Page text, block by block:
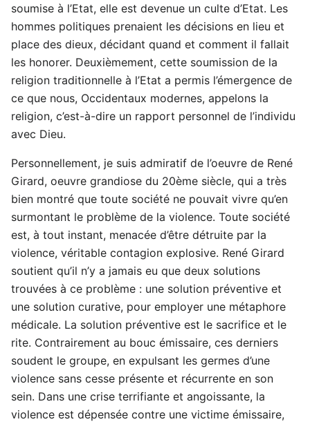
soumise à l’Etat, elle est devenue un culte d’Etat. Les
hommes politiques prenaient les décisions en lieu et
place des dieux, décidant quand et comment il fallait
les honorer. Deuxièmement, cette soumission de la
religion traditionnelle à l’Etat a permis l’émergence de
ce que nous, Occidentaux modernes, appelons la
religion, c’est-à-dire un rapport personnel de l’individu
avec Dieu.
Personnellement, je suis admiratif de l’oeuvre de René
Girard, oeuvre grandiose du 20ème siècle, qui a très
bien montré que toute société ne pouvait vivre qu’en
surmontant le problème de la violence. Toute société
est, à tout instant, menacée d’être détruite par la
violence, véritable contagion explosive. René Girard
soutient qu’il n’y a jamais eu que deux solutions
trouvées à ce problème : une solution préventive et
une solution curative, pour employer une métaphore
médicale. La solution préventive est le sacrifice et le
rite. Contrairement au bouc émissaire, ces derniers
soudent le groupe, en expulsant les germes d’une
violence sans cesse présente et récurrente en son
sein. Dans une crise terrifiante et angoissante, la
violence est dépensée contre une victime émissaire,